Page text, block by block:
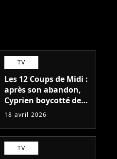
TV
Les 12 Coups de Midi :
après son abandon,
Cyprien boycotté des
primes ? "Vous ne le
18 avril 2026
TV